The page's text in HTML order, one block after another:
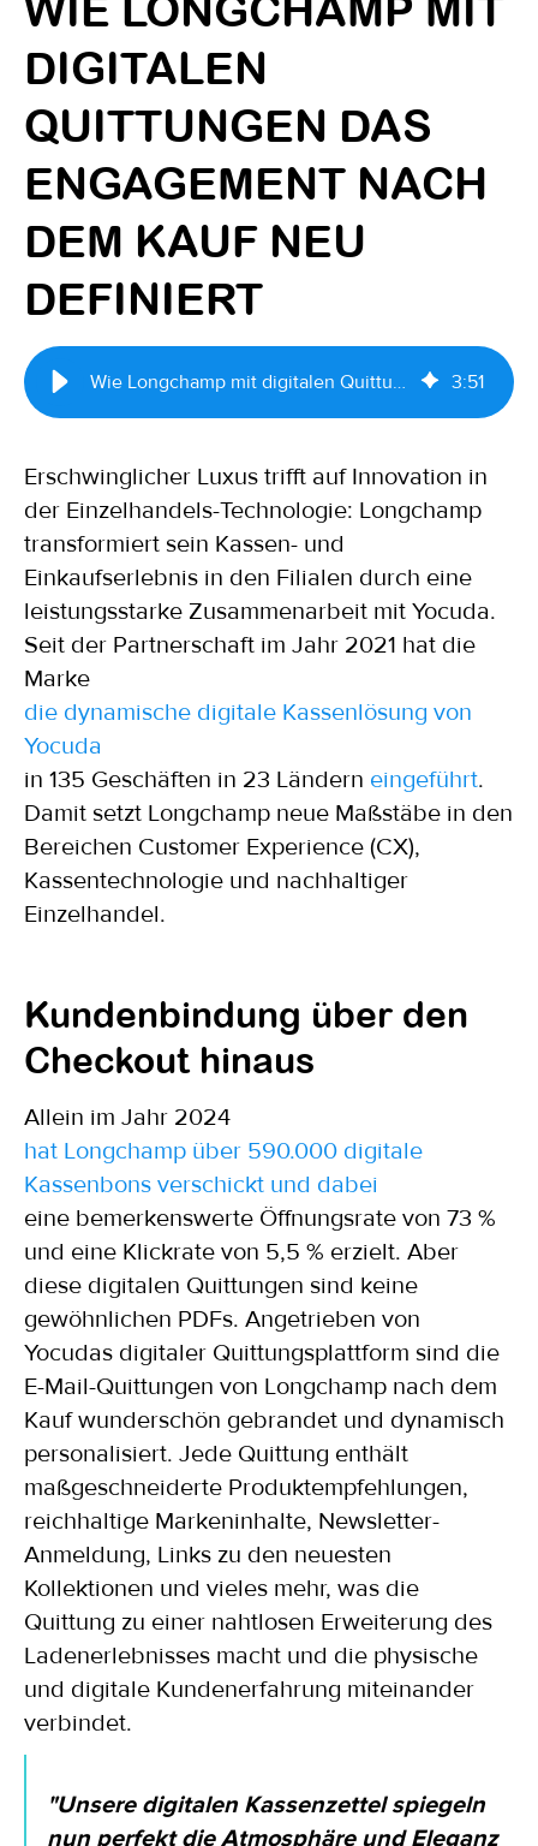
WIE LONGCHAMP MIT
DIGITALEN
QUITTUNGEN DAS
ENGAGEMENT NACH
DEM KAUF NEU
DEFINIERT
Wie Longchamp mit digitalen Quittungen das Engagement nach dem Kauf neu definiert 3:51
Erschwinglicher Luxus trifft auf Innovation in
der Einzelhandels-Technologie: Longchamp
transformiert sein Kassen- und
Einkaufserlebnis in den Filialen durch eine
leistungsstarke Zusammenarbeit mit Yocuda.
Seit der Partnerschaft im Jahr 2021 hat die
Marke
die dynamische digitale Kassenlösung von
Yocuda
in 135 Geschäften in 23 Ländern eingeführt.
Damit setzt Longchamp neue Maßstäbe in den
Bereichen Customer Experience (CX),
Kassentechnologie und nachhaltiger
Einzelhandel.
Kundenbindung über den
Checkout hinaus
Allein im Jahr 2024
hat Longchamp über 590.000 digitale
Kassenbons verschickt und dabei
eine bemerkenswerte Öffnungsrate von 73 %
und eine Klickrate von 5,5 % erzielt. Aber
diese digitalen Quittungen sind keine
gewöhnlichen PDFs. Angetrieben von
Yocudas digitaler Quittungsplattform sind die
E-Mail-Quittungen von Longchamp nach dem
Kauf wunderschön gebrandet und dynamisch
personalisiert. Jede Quittung enthält
maßgeschneiderte Produktempfehlungen,
reichhaltige Markeninhalte, Newsletter-
Anmeldung, Links zu den neuesten
Kollektionen und vieles mehr, was die
Quittung zu einer nahtlosen Erweiterung des
Ladenerlebnisses macht und die physische
und digitale Kundenerfahrung miteinander
verbindet.
"Unsere digitalen Kassenzettel spiegeln
nun perfekt die Atmosphäre und Eleganz